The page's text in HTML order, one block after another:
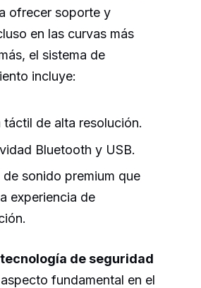
ofrecer soporte y
en las curvas más
el sistema de
incluye:
táctil de alta resolución.
Bluetooth y USB.
de sonido premium que
experiencia de
tecnología de seguridad
fundamental en el